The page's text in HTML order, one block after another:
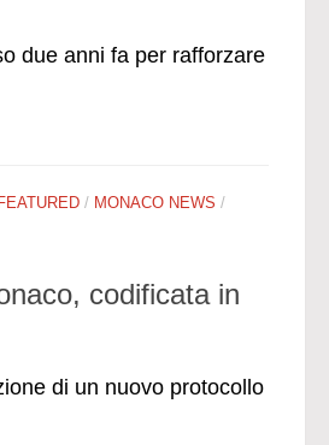
due anni fa per rafforzare
/ MONACO NEWS /
codificata in
di un nuovo protocollo